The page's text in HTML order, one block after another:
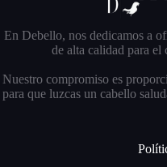
En Debello, nos dedicamos a
de alta calidad para el
Nuestro compromiso es
para que luzcas un cabello